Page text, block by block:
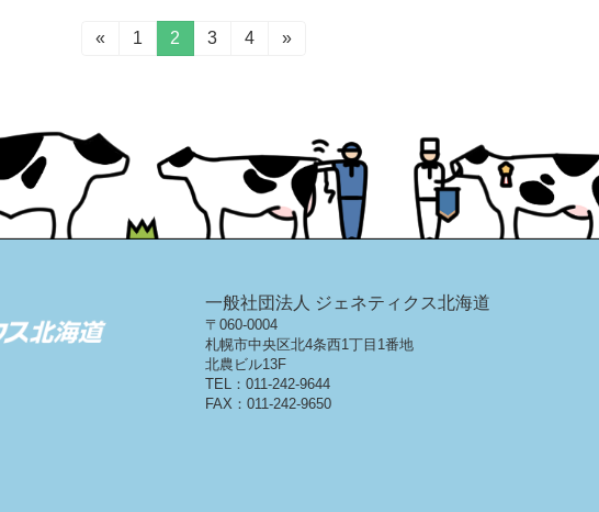
«
固
1
固
定
2
固
3
固
4 »
一般社団法人 ジェネティクス北海道
〒060-0004
札幌市中央区北4条西1丁目1番地
北農ビル13F
TEL：011-242-9644
FAX：011-242-9650